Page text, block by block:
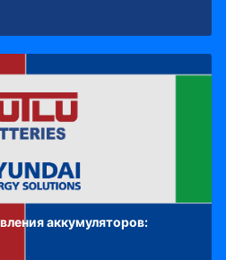
аккумуляторов: